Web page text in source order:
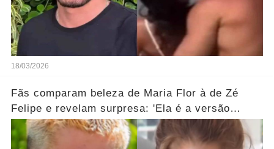
18/03/2026
Fãs comparam beleza de Maria Flor à de Zé
Felipe e revelam surpresa: 'Ela é a versão
feminina!'... Ver mais